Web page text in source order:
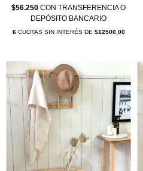
$56.250 CON TRANSFERENCIA O
DEPÓSITO BANCARIO
6CUOTAS SIN INTERÉS DE $12500,00